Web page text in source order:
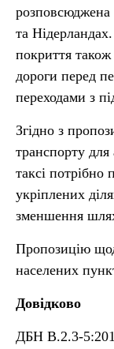
розповсюджена
та
покриття також
дороги перед
переходами з
Згідно з
транспорту для
таксі потрібно
укріплених
зменшення
Пропозицію
населених
Довідково
ДБН В.2.3-